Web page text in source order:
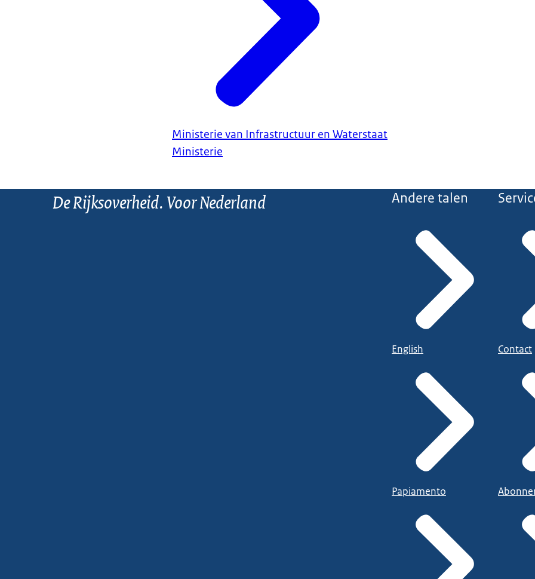
Ministerie van Infrastructuur en Waterstaat
Ministerie
De Rijksoverheid. Voor Nederland Andere talen
English
Papiamento
Contact